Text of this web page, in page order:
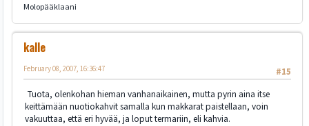
Molopääklaani
kalle
#15
February 08, 2007, 16:36:47
Tuota, olenkohan hieman vanhanaikainen, mutta pyrin aina itse
keittämään nuotiokahvit samalla kun makkarat paistellaan, voin
vakuuttaa, että eri hyvää, ja loput termariin, eli kahvia.